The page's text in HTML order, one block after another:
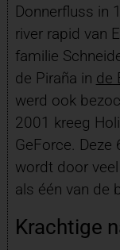
Donnerfluss in
river rapid van
familie
de Piraña in de
werd ook
2001 kreeg
GeForce.
wordt door
als één van de
Krachtige